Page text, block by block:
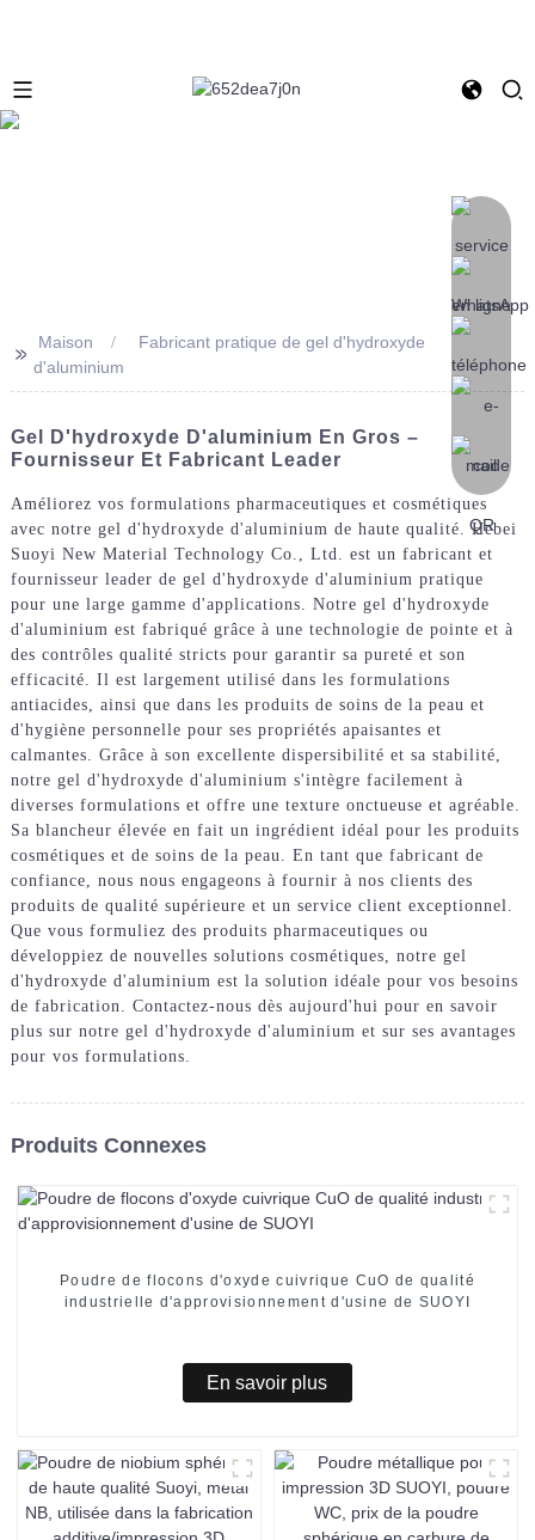
>>
Maison
Fabricant pratique de gel d'hydroxyde
d'aluminium
Gel D'hydroxyde D'aluminium En Gros –
Fournisseur Et Fabricant Leader
Améliorez vos formulations pharmaceutiques et cosmétiques
avec notre gel d'hydroxyde d'aluminium de haute qualité. Hebei
Suoyi New Material Technology Co., Ltd. est un fabricant et
fournisseur leader de gel d'hydroxyde d'aluminium pratique
pour une large gamme d'applications. Notre gel d'hydroxyde
d'aluminium est fabriqué grâce à une technologie de pointe et à
des contrôles qualité stricts pour garantir sa pureté et son
efficacité. Il est largement utilisé dans les formulations
antiacides, ainsi que dans les produits de soins de la peau et
d'hygiène personnelle pour ses propriétés apaisantes et
calmantes. Grâce à son excellente dispersibilité et sa stabilité,
notre gel d'hydroxyde d'aluminium s'intègre facilement à
diverses formulations et offre une texture onctueuse et agréable.
Sa blancheur élevée en fait un ingrédient idéal pour les produits
cosmétiques et de soins de la peau. En tant que fabricant de
confiance, nous nous engageons à fournir à nos clients des
produits de qualité supérieure et un service client exceptionnel.
Que vous formuliez des produits pharmaceutiques ou
développiez de nouvelles solutions cosmétiques, notre gel
d'hydroxyde d'aluminium est la solution idéale pour vos besoins
de fabrication. Contactez-nous dès aujourd'hui pour en savoir
plus sur notre gel d'hydroxyde d'aluminium et sur ses avantages
pour vos formulations.
Produits Connexes
Poudre de flocons d'oxyde cuivrique CuO de qualité
industrielle d'approvisionnement d'usine de SUOYI
En savoir plus